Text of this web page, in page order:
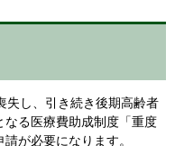
失し、引き続き後期高齢者
なる医療費助成制度「重度
が必要になります。